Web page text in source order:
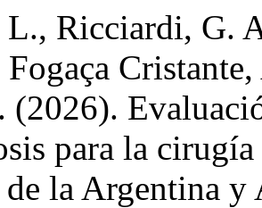
L., Ricciardi, G.
(2026).
para la
la Argentina